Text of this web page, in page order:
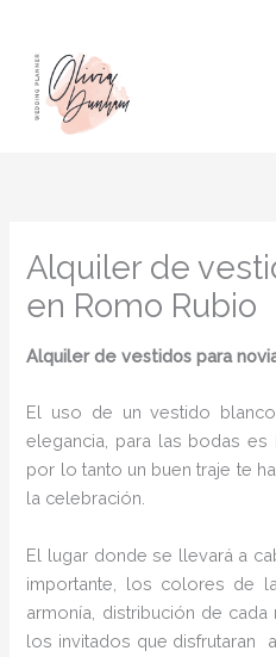
contenido
Alquiler de
en Romo Rubio
Alquiler de vestidos para
El uso de un vestido
elegancia, para las bodas
por lo tanto un buen traje te
la celebración.
El lugar donde se llevará a
importante, los colores de
armonía, distribución de
los invitados que disfrutaran